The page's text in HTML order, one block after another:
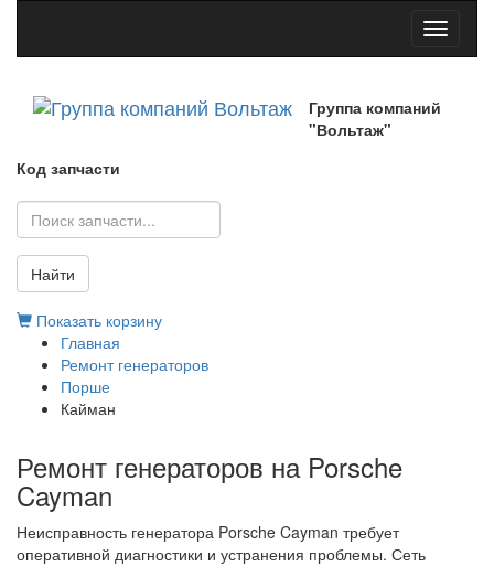
Toggle
Группа компаний
"Вольтаж"
Код запчасти
Найти
Показать корзину
Главная
Ремонт генераторов
Порше
Кайман
Ремонт генераторов на Porsche
Cayman
Неисправность генератора Porsche Cayman требует
оперативной диагностики и устранения проблемы. Сеть